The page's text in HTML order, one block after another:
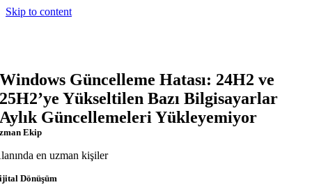
Skip to content
Windows Güncelleme Hatası: 24H2 ve
25H2’ye Yükseltilen Bazı Bilgisayarlar
Aylık Güncellemeleri Yükleyemiyor
Ekip
en uzman kişiler
Dönüşüm